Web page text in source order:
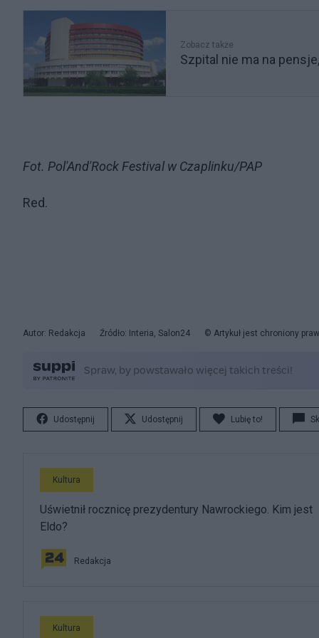
Zobacz także
Szpital nie ma na
Fot. Pol'And'Rock Festival w Czaplinku/PAP
Red.
Autor: Redakcja Źródło: Interia, Salon24 © Artykuł jest chroniony
Udostępnij Udostępnij Lubię to!
Kultura
Uświetnił rocznicę prezydentury Nawrockiego. Kim jest
Eldo?
Redakcja
Kultura